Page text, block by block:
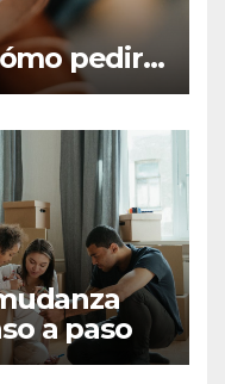
pedir
a paso